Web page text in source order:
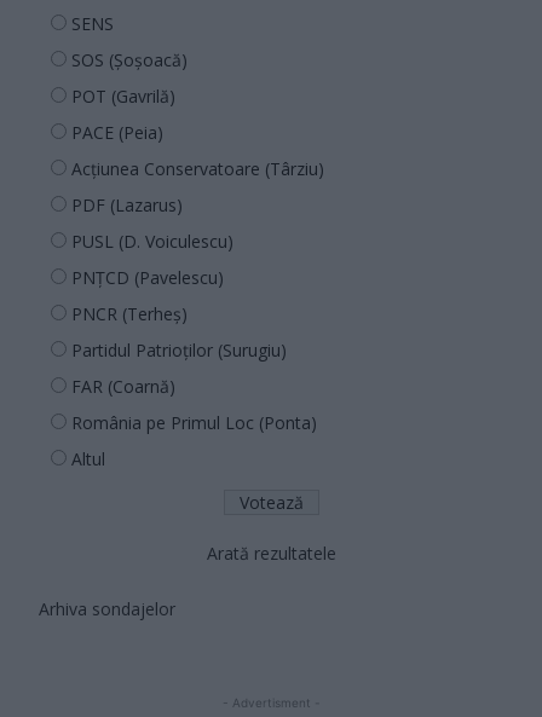
SENS
SOS (Șoșoacă)
POT (Gavrilă)
PACE (Peia)
Acțiunea Conservatoare (Târziu)
PDF (Lazarus)
PUSL (D. Voiculescu)
PNȚCD (Pavelescu)
PNCR (Terheș)
Partidul Patrioților (Surugiu)
FAR (Coarnă)
România pe Primul Loc (Ponta)
Altul
Arată rezultatele
Arhiva sondajelor
- Advertisment -